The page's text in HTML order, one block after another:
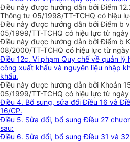
Điều này được hướng dẫn bởi Điểm
Thông tư 05/1998/TT-TCHQ có hiệu
Điều này được hướng dẫn bởi Điểm b
05/1999/TT-TCHQ có hiệu lực từ
Điều này được hướng dẫn bởi Điểm b
08/2000/TT-TCHQ có hiệu lực từ
Điều 12c. Vi phạm Quy chế về quản lý
công xuất khẩu và nguyên liệu nhập
khẩu.
Điều này được hướng dẫn bởi Khoản
05/1999/TT-TCHQ có hiệu lực từ
Điều 4. Bổ sung, sửa đổi Điều 16 và
16/CP.
Điều 5. Sửa đổi, bổ sung Điều 27
sau:
Điều 6. Sửa đổi, bổ sung Điều 31 và